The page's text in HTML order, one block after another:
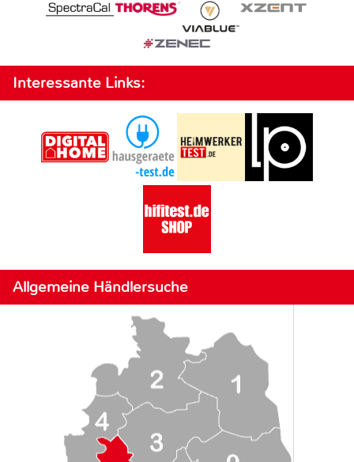
Interessante Links:
Allgemeine Händlersuche